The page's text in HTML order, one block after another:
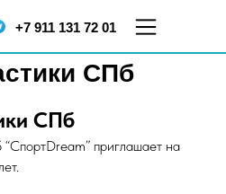
+7 911 131 72 01
СПб
СПб
приглашает на